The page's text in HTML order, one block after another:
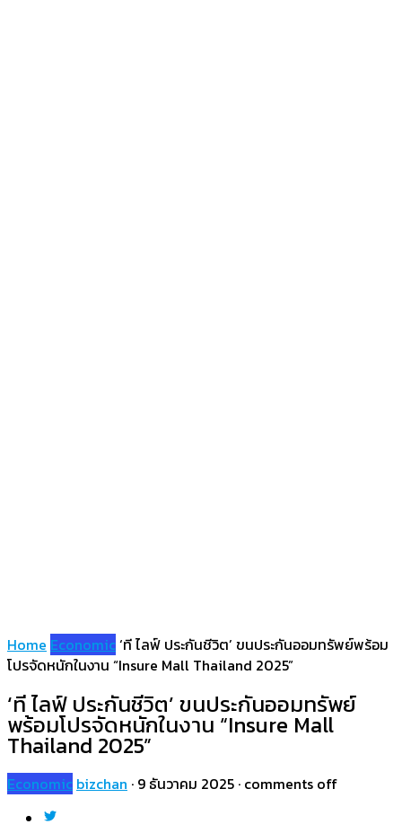
Home Economic‘ที ไลฟ์ ประกันชีวิต’ ขนประกันออมทรัพย์พร้อม
โปรจัดหนักในงาน “Insure Mall Thailand 2025”
‘ที ไลฟ์ ประกันชีวิต’ ขนประกันออมทรัพย์
พร้อมโปรจัดหนักในงาน “Insure Mall
Thailand 2025”
Economic bizchan · 9 ธันวาคม 2025 · comments off